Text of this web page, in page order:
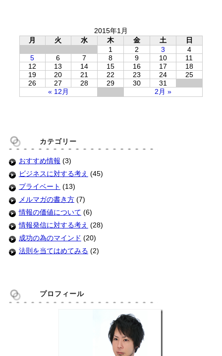
2015年1月
月
火 水 木 金 土 日
« 12月 2月 »
1 2 3
4
5
6 7 8 9 10
11
12
13 14 15 16 17
18
19
20 21 22 23 24
25
26
27 28 29 30 31
カテゴリー
おすすめ情報 (3)
ビジネスに対する考え (45)
プライベート (13)
メルマガの書き方(7)
情報の価値について (6)
情報発信に対する考え (28)
成功の為のマインド (20)
法則を当てはめてみる (2)
プロフィール